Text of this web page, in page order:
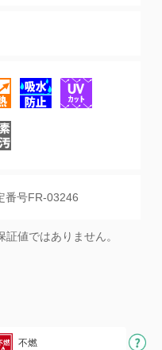
番号FR-03246
値ではありません。
不燃